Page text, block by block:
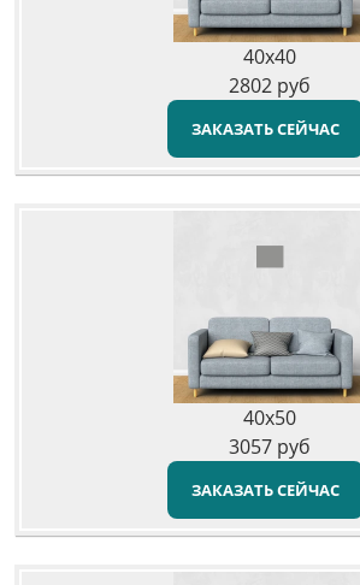
40x40
2802 руб
ЗАКАЗАТЬ СЕЙЧАС
40x50
3057 руб
ЗАКАЗАТЬ СЕЙЧАС